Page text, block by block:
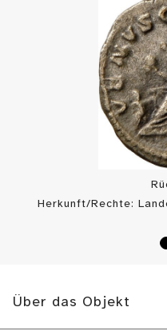
Herkunft/Rechte:
Über das Objekt